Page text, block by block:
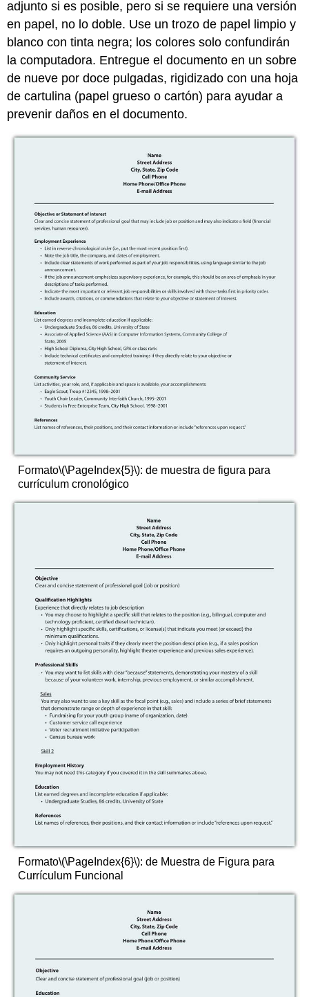
adjunto si es posible, pero si se requiere una versión
en papel, no lo doble. Use un trozo de papel limpio y
blanco con tinta negra; los colores solo confundirán
la computadora. Entregue el documento en un sobre
de nueve por doce pulgadas, rigidizado con una hoja
de cartulina (papel grueso o cartón) para ayudar a
prevenir daños en el documento.
Formato\(\PageIndex{5}\): de muestra de figura para
currículum cronológico
Formato\(\PageIndex{6}\): de Muestra de Figura para
Currículum Funcional